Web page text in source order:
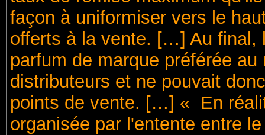
façon à uniformiser vers le
offerts à la vente. […] Au final,
parfum de marque préférée
distributeurs et ne pouvait
points de vente. […] « En
organisée par l'entente entre